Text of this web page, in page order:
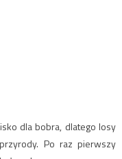
dla bobra, dlatego losy
Po raz pierwszy